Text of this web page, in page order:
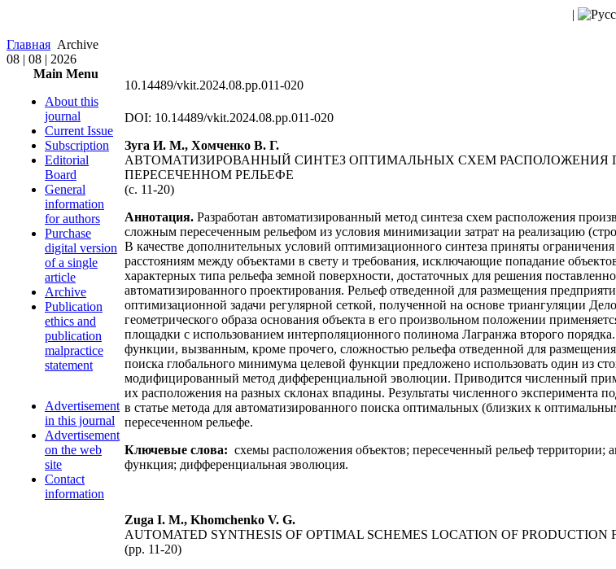
|
Главная Archive
08 | 08 | 2026
Main Menu
About this
journal
Current Issue
Subscription
Editorial
Board
General
information
for authors
Purchase
digital version
of a single
article
Archive
Publication
ethics and
publication
malpractice
statement
Advertisement
in this journal
Advertisement
on the web
site
Contact
information
10.14489/vkit.2024.08.pp.011-020
DOI: 10.14489/vkit.2024.08.pp.011-020
Зуга И. М., Хомченко В. Г.
АВТОМАТИЗИРОВАННЫЙ СИНТЕЗ ОПТИМАЛЬНЫХ СХЕМ РАСПОЛОЖЕНИЯ
ПЕРЕСЕЧЕННОМ РЕЛЬЕФЕ
(с. 11-20)
Аннотация. Разработан автоматизированный метод синтеза схем расположения
сложным пересеченным рельефом из условия минимизации затрат на реализацию
В качестве дополнительных условий оптимизационного синтеза приняты
расстояниям между объектами в свету и требования, исключающие попадание
характерных типа рельефа земной поверхности, достаточных для решения
автоматизированного проектирования. Рельеф отведенной для размещения
оптимизационной задачи регулярной сеткой, полученной на основе триангуляции
геометрического образа основания объекта в его произвольном положении
площадки с использованием интерполяционного полинома Лагранжа второго
функции, вызванным, кроме прочего, сложностью рельефа отведенной для
поиска глобального минимума целевой функции предложено использовать один из
модифицированный метод дифференциальной эволюции. Приводится численный
их расположения на разных склонах впадины. Результаты численного эксперимента
в статье метода для автоматизированного поиска оптимальных (близких к
пересеченном рельефе.
Ключевые слова: схемы расположения объектов; пересеченный рельеф
функция; дифференциальная эволюция.
Zuga I. M., Khomchenko V. G.
AUTOMATED SYNTHESIS OF OPTIMAL SCHEMES LOCATION OF
(pp. 11-20)